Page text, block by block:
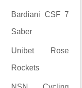
Bardiani CSF 7
Saber
Unibet Rose
Rockets